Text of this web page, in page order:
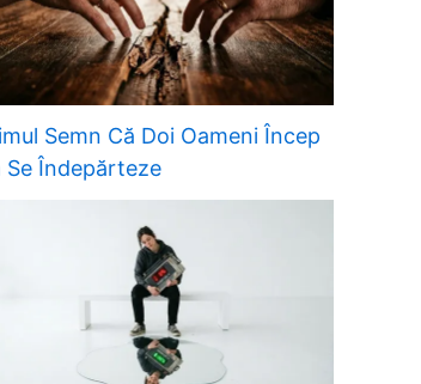
Semn Că Doi Oameni Încep
Se Îndepărteze